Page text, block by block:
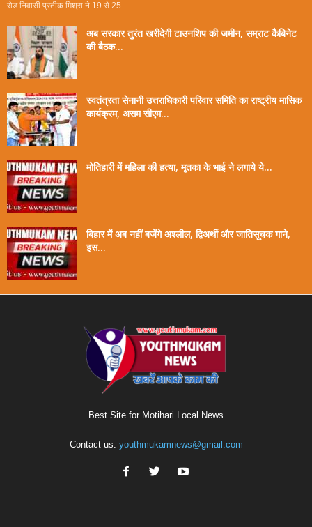
रोड निवासी प्रतीक मिश्रा ने 19 से 25...
अब सरकार तुरंत खरीदेगी टाउनशिप की जमीन, सम्राट कैबिनेट
की बैठक...
स्वतंत्रता सेनानी उत्तराधिकारी परिवार समिति का राष्ट्रीय मासिक
कार्यक्रम, असम सीएम...
मोतिहारी में महिला की हत्या, मृतका के भाई ने लगाये ये...
बिहार में अब नहीं बजेंगे अश्लील, द्विअर्थी और जातिसूचक गाने,
इस...
Best Site for Motihari Local News
Contact us: youthmukamnews@gmail.com